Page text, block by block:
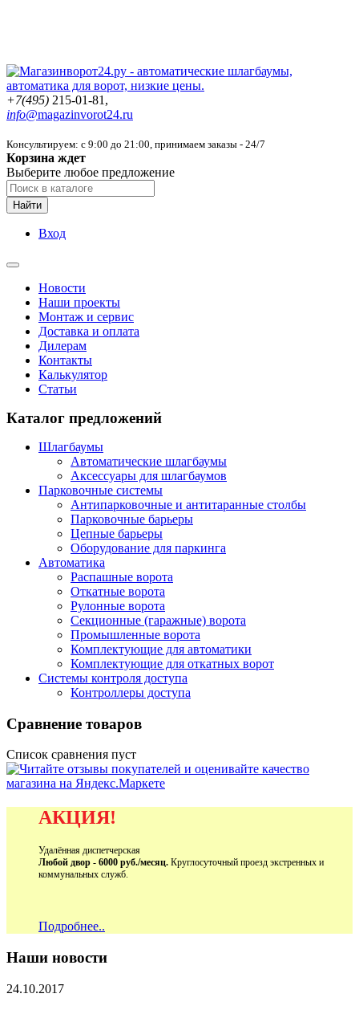
+7(495) 215-01-81,
info@magazinvorot24.ru
Консультируем: с 9:00 до 21:00, принимаем заказы - 24/7
Корзина ждет
Выберите любое предложение
Найти
Вход
Новости
Наши проекты
Монтаж и сервис
Доставка и оплата
Дилерам
Контакты
Калькулятор
Статьи
Каталог предложений
Шлагбаумы
Автоматические шлагбаумы
Аксессуары для шлагбаумов
Парковочные системы
Антипарковочные и антитаранные столбы
Парковочные барьеры
Цепные барьеры
Оборудование для паркинга
Автоматика
Распашные ворота
Откатные ворота
Рулонные ворота
Секционные (гаражные) ворота
Промышленные ворота
Комплектующие для автоматики
Комплектующие для откатных ворот
Системы контроля доступа
Контроллеры доступа
Сравнение товаров
Список сравнения пуст
АКЦИЯ!
Удалённая диспетчерская
Любой двор - 6000 руб./месяц. Круглосуточный проезд экстренных и
коммунальных служб.
Подробнее..
Наши новости
24.10.2017